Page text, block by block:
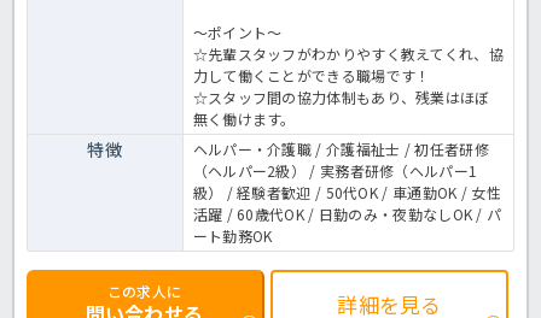
～ポイント～
☆先輩スタッフがわかりやすく教えてくれ、協
力して働くことができる職場です！
☆スタッフ間の協力体制もあり、残業はほぼ
無く働けます。
特徴
ヘルパー・介護職 / 介護福祉士 / 初任者研修
（ヘルパー2級） / 実務者研修（ヘルパー1
級） / 経験者歓迎 / 50代OK / 車通勤OK / 女性
活躍 / 60歳代OK / 日勤のみ・夜勤なしOK / パ
ート勤務OK
この求人に 詳細を見る